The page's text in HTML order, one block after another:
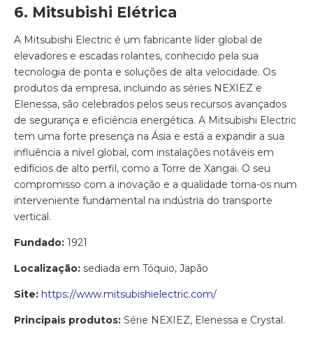
6. Mitsubishi Elétrica
A Mitsubishi Electric é um fabricante líder global de
elevadores e escadas rolantes, conhecido pela sua
tecnologia de ponta e soluções de alta velocidade. Os
produtos da empresa, incluindo as séries NEXIEZ e
Elenessa, são celebrados pelos seus recursos avançados
de segurança e eficiência energética. A Mitsubishi Electric
tem uma forte presença na Ásia e está a expandir a sua
influência a nível global, com instalações notáveis ​​em
edifícios de alto perfil, como a Torre de Xangai. O seu
compromisso com a inovação e a qualidade torna-os num
interveniente fundamental na indústria do transporte
vertical.
Fundado: 1921
Localização: sediada em Tóquio, Japão
Site: https://www.mitsubishielectric.com/
Principais produtos: Série NEXIEZ, Elenessa e Crystal.